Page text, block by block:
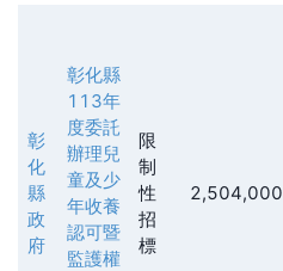
彰
化
縣
政
府
彰化縣
113年
度委託
辦理兒
童及少
年收養
認可暨
監護權
限
制
性
招
標
2,504,000